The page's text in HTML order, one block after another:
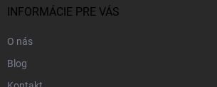
INFORMÁCIE PRE VÁS
O nás
Blog